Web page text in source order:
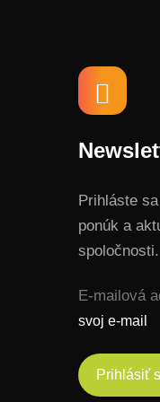
Prihláste
ponúk a
spoločnosti.
E-mailová